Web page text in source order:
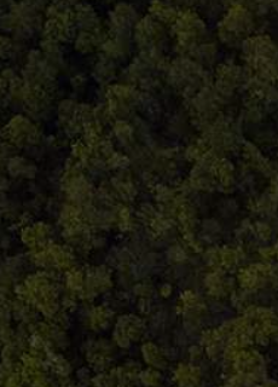
Comandă, plată, livrare
Întreținere produse
Facebook.com/atelieruldeistorie
Contact@atelieruldeistorie.ro
0748.884.543
Termeni și condiții
ANPC
Home Despre noi Produse
Termeni și condiții